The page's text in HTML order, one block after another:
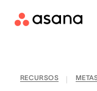
RECURSOS